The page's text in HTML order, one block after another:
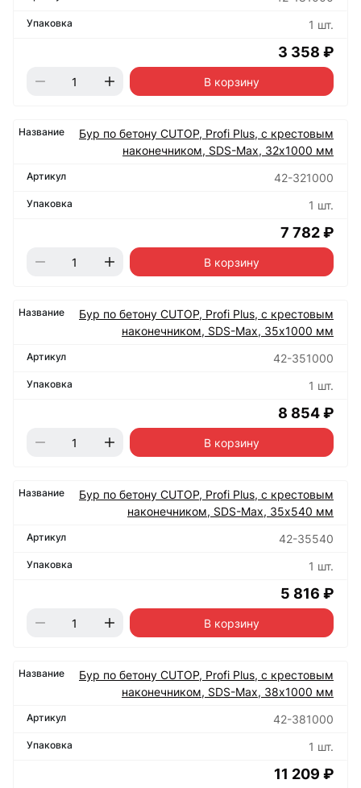
1 шт.
3 358 ₽
В корзину
Бур по бетону CUTOP, Profi Plus, с крестовым
наконечником, SDS-Max, 32х1000 мм
42-321000
1 шт.
7 782 ₽
В корзину
Бур по бетону CUTOP, Profi Plus, с крестовым
наконечником, SDS-Max, 35х1000 мм
42-351000
1 шт.
8 854 ₽
В корзину
Бур по бетону CUTOP, Profi Plus, с крестовым
наконечником, SDS-Max, 35х540 мм
42-35540
1 шт.
5 816 ₽
В корзину
Бур по бетону CUTOP, Profi Plus, с крестовым
наконечником, SDS-Max, 38х1000 мм
42-381000
1 шт.
11 209 ₽